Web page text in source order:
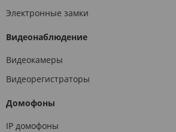
Электронные замки
Видеонаблюдение
Видеокамеры
Видеорегистраторы
Домофоны
IP домофоны